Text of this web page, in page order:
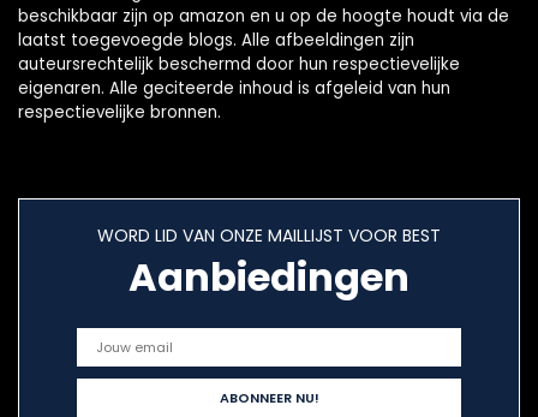
beschikbaar zijn op amazon en u op de hoogte houdt via de
laatst toegevoegde blogs. Alle afbeeldingen zijn
auteursrechtelijk beschermd door hun respectievelijke
eigenaren. Alle geciteerde inhoud is afgeleid van hun
respectievelijke bronnen.
WORD LID VAN ONZE MAILLIJST VOOR BEST
Aanbiedingen